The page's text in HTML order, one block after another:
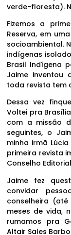
verde-floresta).
Fizemos a
Reserva, em
socioambiental.
indígenas
Brasil Indígena
Jaime inventou
toda revista tem
Dessa vez
Voltei pra
com a missão
seguintes, o
minha irmã
primeira revista
Conselho
Jaime fez
convidar
conselheira
meses de vida,
rumamos pra
Altair Sales